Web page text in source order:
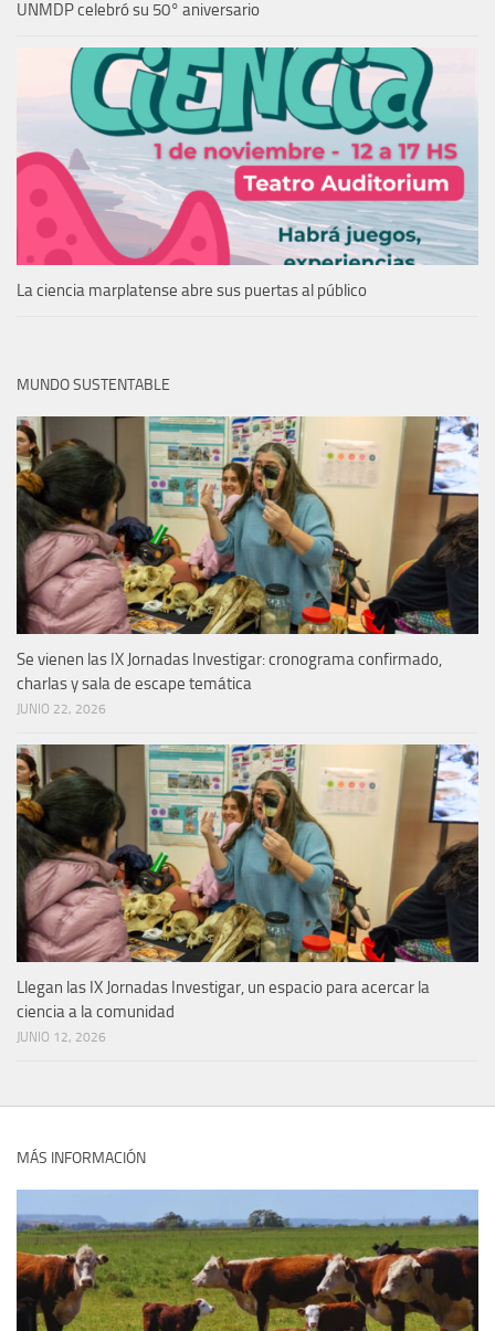
UNMDP celebró su 50° aniversario
La ciencia marplatense abre sus puertas al público
MUNDO SUSTENTABLE
Se vienen las IX Jornadas Investigar: cronograma confirmado,
charlas y sala de escape temática
JUNIO 22, 2026
Llegan las IX Jornadas Investigar, un espacio para acercar la
ciencia a la comunidad
JUNIO 12, 2026
MÁS INFORMACIÓN